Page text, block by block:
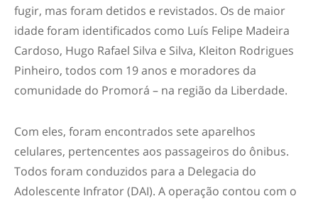
fugir, mas foram detidos e revistados. Os de maior
idade foram identificados como Luís Felipe Madeira
Cardoso, Hugo Rafael Silva e Silva, Kleiton Rodrigues
Pinheiro, todos com 19 anos e moradores da
comunidade do Promorá – na região da Liberdade.
Com eles, foram encontrados sete aparelhos
celulares, pertencentes aos passageiros do ônibus.
Todos foram conduzidos para a Delegacia do
Adolescente Infrator (DAI). A operação contou com o